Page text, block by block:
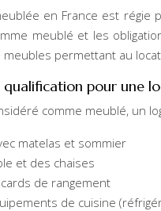
en France est
meublé et les
permettant au
qualification pour une
comme meublé, un
matelas et sommier
et des chaises
de rangement
de cuisine